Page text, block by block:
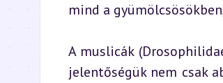
mind a
A muslicák
jelentőségük nem csak